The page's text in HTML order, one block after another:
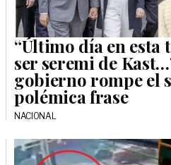
“Último día en
ser seremi de
gobierno rompe el
polémica frase
NACIONAL